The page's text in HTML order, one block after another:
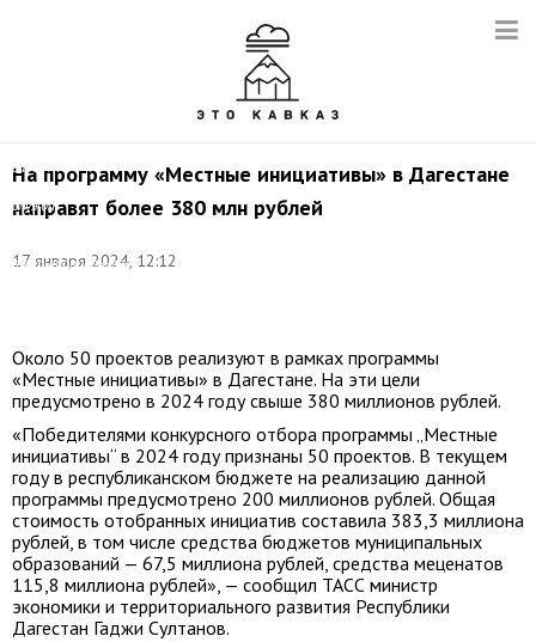
На программу «Местные инициативы» в Дагестане
направят более 380 млн рублей
17 января 2024, 12:12
видео:
пресс-
служба
минэкономики
территориального
Около 50 проектов реализуют в рамках программы
«Местные инициативы» в Дагестане. На эти цели
предусмотрено в 2024 году свыше 380 миллионов рублей.
«Победителями конкурсного отбора программы „Местные
инициативы“ в 2024 году признаны 50 проектов. В текущем
году в республиканском бюджете на реализацию данной
программы предусмотрено 200 миллионов рублей. Общая
стоимость отобранных инициатив составила 383,3 миллиона
рублей, в том числе средства бюджетов муниципальных
образований — 67,5 миллиона рублей, средства меценатов
115,8 миллиона рублей», — сообщил ТАСС министр
экономики и территориального развития Республики
Дагестан Гаджи Султанов.